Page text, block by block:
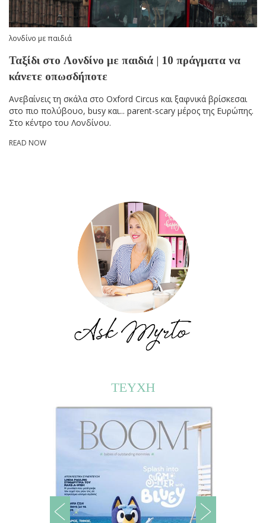
λονδίνο με παιδιά
Ταξίδι στο Λονδίνο με παιδιά | 10 πράγματα να
κάνετε οπωσδήποτε
Ανεβαίνεις τη σκάλα στο Oxford Circus και ξαφνικά βρίσκεσαι
στο πιο πολύβουο, busy και... parent-scary μέρος της Ευρώπης.
Στο κέντρο του Λονδίνου.
READ NOW
ΤΕΥΧΗ